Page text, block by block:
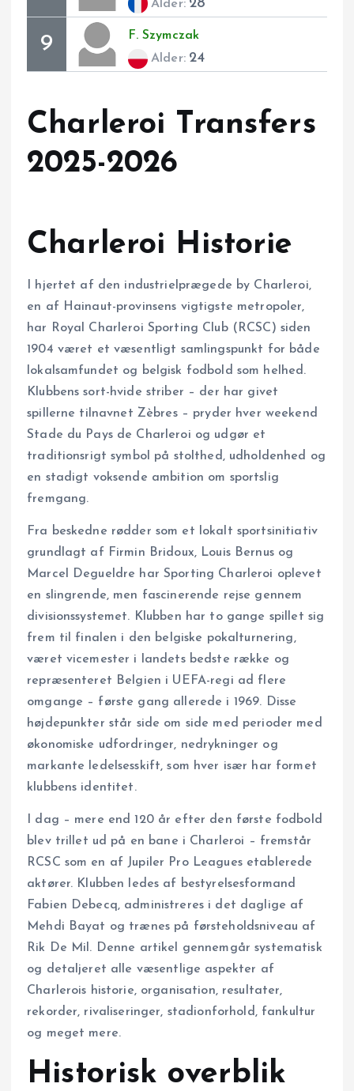
Alder: 28
9 F. Szymczak
Alder: 24
Charleroi Transfers
2025-2026
Charleroi Historie
I hjertet af den industriel­prægede by Charleroi,
en af Hainaut-provinsens vigtigste metropoler,
har Royal Charleroi Sporting Club (RCSC) siden
1904 været et væsentligt samlings­punkt for både
lokalsamfundet og belgisk fodbold som helhed.
Klubbens sort-hvide striber – der har givet
spillerne tilnavnet Zèbres – pryder hver weekend
Stade du Pays de Charleroi og udgør et
traditions­rigt symbol på stolthed, udholdenhed og
en stadigt voksende ambition om sportslig
fremgang.
Fra beskedne rødder som et lokalt sportsinitiativ
grundlagt af Firmin Bridoux, Louis Bernus og
Marcel Degueldre har Sporting Charleroi oplevet
en slingrende, men fascinerende rejse gennem
divisionssystemet. Klubben har to gange spillet sig
frem til finalen i den belgiske pokalturnering,
været vice­mester i landets bedste række og
repræsenteret Belgien i UEFA-regi ad flere
omgange – første gang allerede i 1969. Disse
højdepunkter står side om side med perioder med
økonomiske udfordringer, nedrykninger og
markante ledelsesskift, som hver især har formet
klubbens identitet.
I dag – mere end 120 år efter den første fodbold
blev trillet ud på en bane i Charleroi – fremstår
RCSC som en af Jupiler Pro Leagues etablerede
aktører. Klubben ledes af bestyrelsesformand
Fabien Debecq, administreres i det daglige af
Mehdi Bayat og trænes på førsteholdsniveau af
Rik De Mil. Denne artikel gennemgår systematisk
og detaljeret alle væsentlige aspekter af
Charlerois historie, organisation, resultater,
rekorder, rivaliseringer, stadion­forhold, fan­kultur
og meget mere.
Historisk overblik